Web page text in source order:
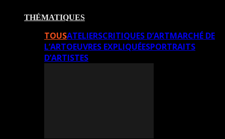
THÉMATIQUES
TOUSATELIERSCRITIQUES D’ARTMARCHÉ DE
L’ARTOEUVRES EXPLIQUÉESPORTRAITS
D’ARTISTES